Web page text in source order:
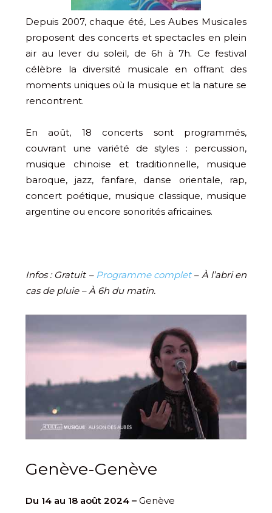
Depuis 2007, chaque été, Les Aubes Musicales
proposent des concerts et spectacles en plein
air au lever du soleil, de 6h à 7h. Ce festival
célèbre la diversité musicale en offrant des
moments uniques où la musique et la nature se
rencontrent.
En août, 18 concerts sont programmés,
couvrant une variété de styles : percussion,
musique chinoise et traditionnelle, musique
baroque, jazz, fanfare, danse orientale, rap,
concert poétique, musique classique, musique
argentine ou encore sonorités africaines.
Infos : Gratuit – Programme complet– À l’abri en
cas de pluie – À 6h du matin.
Genève-Genève
Du 14 au 18 août 2024 – Genève